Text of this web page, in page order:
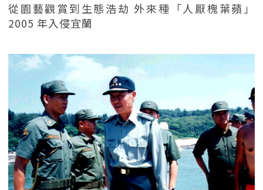
從園藝觀賞到生態浩劫 外來種「人厭槐葉蘋」
2005 年入侵宜蘭